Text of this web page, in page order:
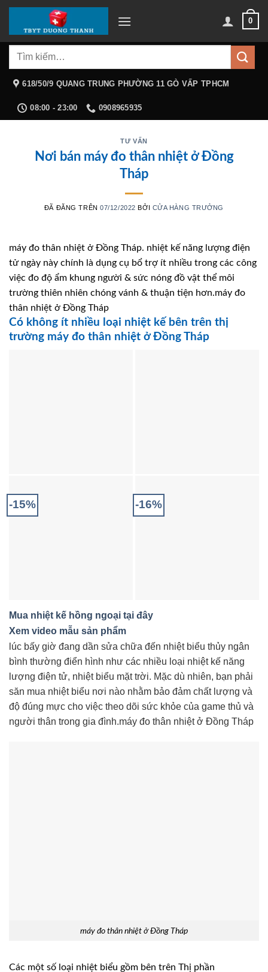
Chuyển
nội
dung
0
Tìm
618/50/9 QUANG TRUNG PHƯỜNG 11 GÒ VẤP TPHCM
08:00 - 23:00 0908965935
TƯ VẤN
Nơi bán máy đo thân nhiệt ở Đồng
Tháp
ĐÃ ĐĂNG TRÊN07/12/2022 BỞI CỬA HÀNG TRƯỞNG
máy đo thân nhiệt ở Đồng Tháp. nhiệt kế năng lượng điện
tử ngày này chính là dụng cụ bổ trợ ít nhiều trong các công
việc đo độ ẩm khung người & sức nóng đồ vật thể môi
trường thiên nhiên chóng vánh & thuận tiện hơn.máy đo
thân nhiệt ở Đồng Tháp
Có không ít nhiều loại nhiệt kế bên trên thị
trường máy đo thân nhiệt ở Đồng Tháp
-15% -16%
Mua nhiệt kế hồng ngoại tại đây
Xem video mẫu sản phẩm
lúc bấy giờ đang dần sửa chữa đến nhiệt biểu thủy ngân
bình thường điển hình như các nhiều loại nhiệt kế năng
lượng điện tử, nhiệt biểu mặt trời. Mặc dù nhiên, bạn phải
săn mua nhiệt biểu nơi nào nhằm bảo đảm chất lượng và
độ đúng mực cho việc theo dõi sức khỏe của game thủ và
người thân trong gia đình.máy đo thân nhiệt ở Đồng Tháp
máy đo thân nhiệt ở Đồng Tháp
Các một số loại nhiệt biểu gồm bên trên Thị phần